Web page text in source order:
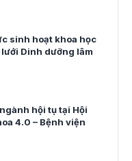
sinh hoạt khoa học
Dinh dưỡng lâm
hội tụ tại Hội
4.0 – Bệnh viện